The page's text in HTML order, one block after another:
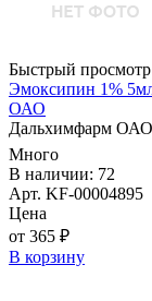
Быстрый просмотр
Эмоксипин 1%
ОАО
Дальхимфарм ОАО
Много
В наличии: 72
Арт. KF-00004895
Цена
от 365 ₽
В корзину